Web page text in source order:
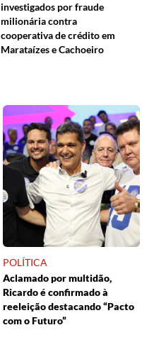
investigados por fraude
milionária contra
cooperativa de crédito em
Marataízes e Cachoeiro
POLÍTICA
Aclamado por multidão,
Ricardo é confirmado à
reeleição destacando “Pacto
com o Futuro”